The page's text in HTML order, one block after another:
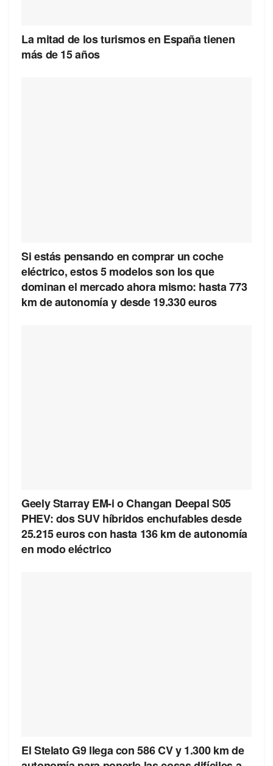
La mitad de los turismos en España tienen
más de 15 años
Si estás pensando en comprar un coche
eléctrico, estos 5 modelos son los que
dominan el mercado ahora mismo: hasta 773
km de autonomía y desde 19.330 euros
Geely Starray EM-i o Changan Deepal S05
PHEV: dos SUV híbridos enchufables desde
25.215 euros con hasta 136 km de autonomía
en modo eléctrico
El Stelato G9 llega con 586 CV y 1.300 km de